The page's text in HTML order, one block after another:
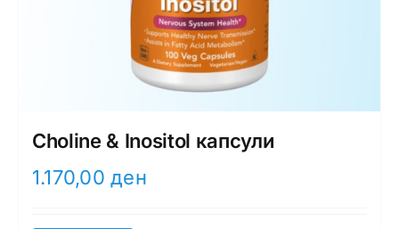
Choline & Inositol капсули
1.170,00ден